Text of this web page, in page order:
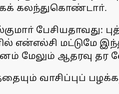
கலந்துகொண்டாா்.
மட்டுமே
மேலும் ஆதரவு தர
வாசிப்புப்